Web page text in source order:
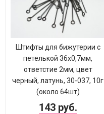
Штифты для бижутерии с
петелькой 36х0,7мм,
ответстие 2мм, цвет
черный, латунь, 30-037, 10г
(около 64шт)
143 руб.